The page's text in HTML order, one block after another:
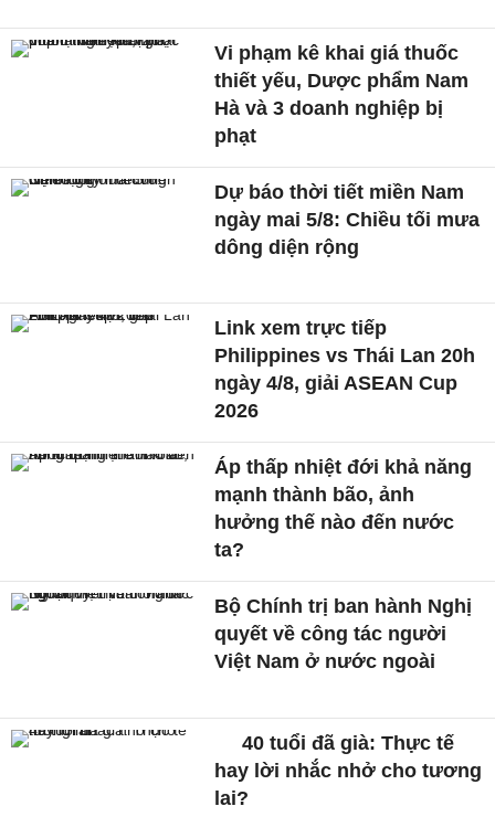
Vi phạm kê khai giá thuốc
thiết yếu, Dược phẩm Nam
Hà và 3 doanh nghiệp bị
phạt
Dự báo thời tiết miền Nam
ngày mai 5/8: Chiều tối mưa
dông diện rộng
Link xem trực tiếp
Philippines vs Thái Lan 20h
ngày 4/8, giải ASEAN Cup
2026
Áp thấp nhiệt đới khả năng
mạnh thành bão, ảnh
hưởng thế nào đến nước
ta?
Bộ Chính trị ban hành Nghị
quyết về công tác người
Việt Nam ở nước ngoài
40 tuổi đã già: Thực tế
hay lời nhắc nhở cho tương
lai?